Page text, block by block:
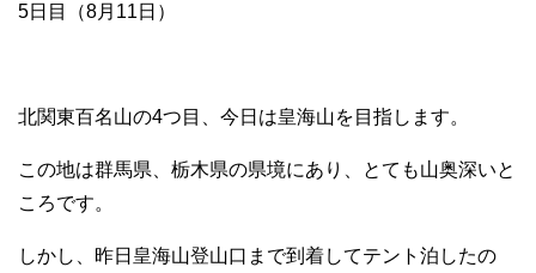
5日目（8月11日）
北関東百名山の4つ目、今日は皇海山を目指します。
この地は群馬県、栃木県の県境にあり、とても山奥深いと
ころです。
しかし、昨日皇海山登山口まで到着してテント泊したの